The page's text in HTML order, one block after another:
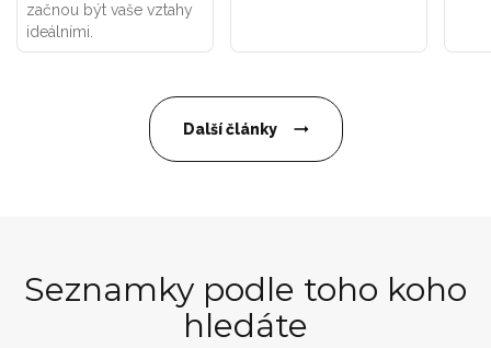
začnou být vaše vztahy
ideálními.
Další články
Seznamky podle toho koho
hledáte